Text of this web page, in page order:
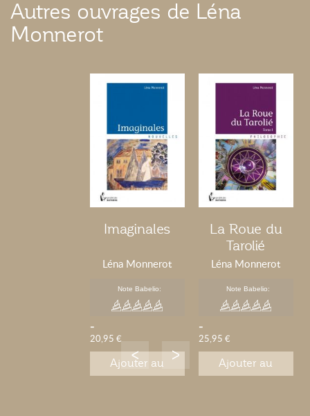
Autres ouvrages de Léna
Monnerot
Imaginales
Léna Monnerot
Note Babelio:
-
20,95 €
Ajouter au
La Roue du
Tarolié
Léna Monnerot
Note Babelio:
-
25,95 €
Ajouter au